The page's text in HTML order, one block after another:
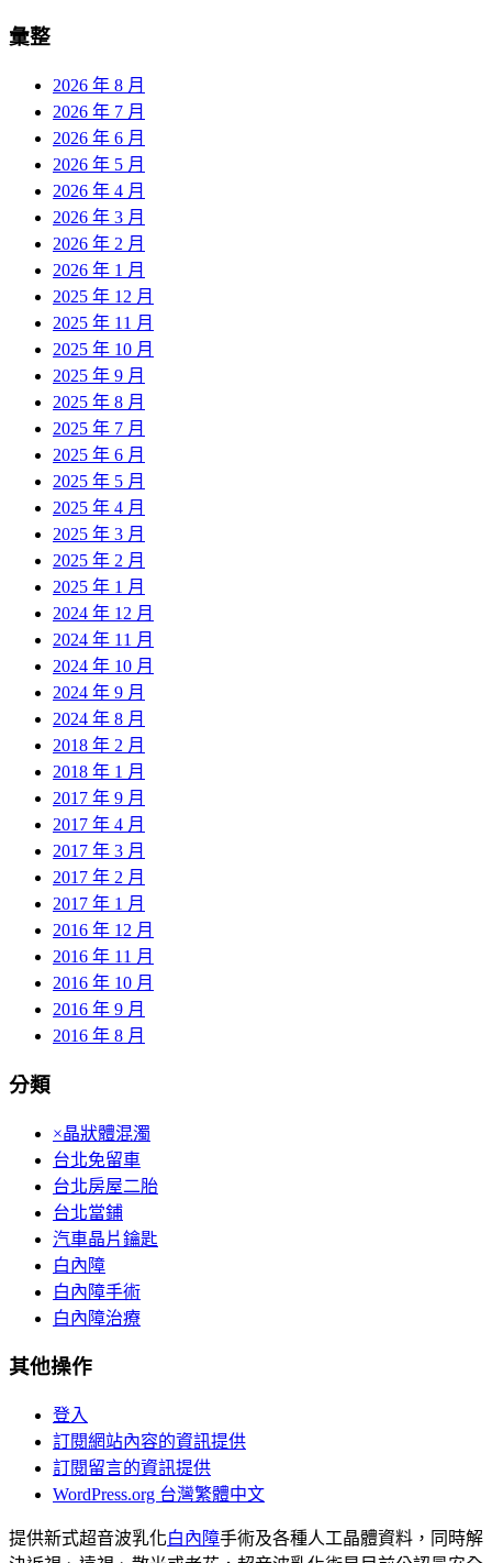
彙整
2026 年 8 月
2026 年 7 月
2026 年 6 月
2026 年 5 月
2026 年 4 月
2026 年 3 月
2026 年 2 月
2026 年 1 月
2025 年 12 月
2025 年 11 月
2025 年 10 月
2025 年 9 月
2025 年 8 月
2025 年 7 月
2025 年 6 月
2025 年 5 月
2025 年 4 月
2025 年 3 月
2025 年 2 月
2025 年 1 月
2024 年 12 月
2024 年 11 月
2024 年 10 月
2024 年 9 月
2024 年 8 月
2018 年 2 月
2018 年 1 月
2017 年 9 月
2017 年 4 月
2017 年 3 月
2017 年 2 月
2017 年 1 月
2016 年 12 月
2016 年 11 月
2016 年 10 月
2016 年 9 月
2016 年 8 月
分類
×晶狀體混濁
台北免留車
台北房屋二胎
台北當鋪
汽車晶片鑰匙
白內障
白內障手術
白內障治療
其他操作
登入
訂閱網站內容的資訊提供
訂閱留言的資訊提供
WordPress.org 台灣繁體中文
提供新式超音波乳化白內障手術及各種人工晶體資料，同時解